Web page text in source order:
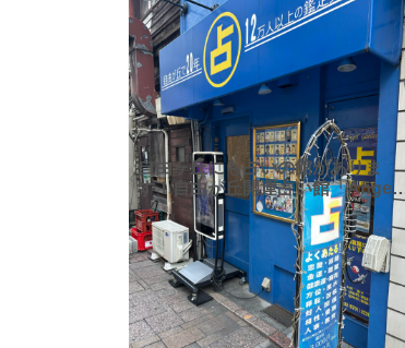
自由ヶ丘にも占いの館がありま
す！自由が丘開運占い館「Angel
Garden(エンジェルガーデン)」さ
ん。 「エンジェルガーデン」さん
の開運学は、占い師の個人的